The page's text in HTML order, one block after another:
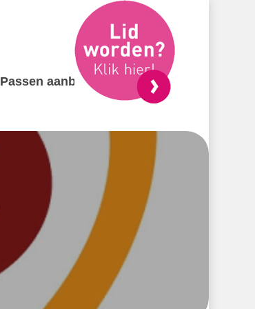
Passen aanbieden Contact